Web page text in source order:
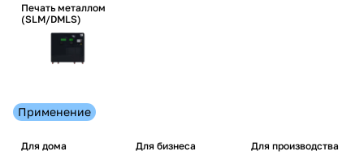
Печать металлом
(SLM/DMLS)
Применение
Для дома Для бизнеса Для производства